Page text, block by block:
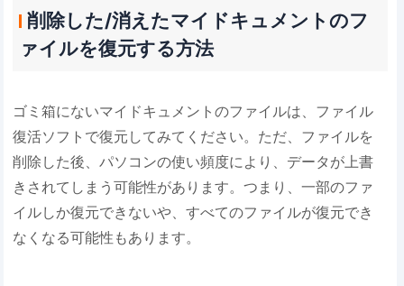
削除した/消えたマイドキュメントのフ
ァイルを復元する方法
ゴミ箱にないマイドキュメントのファイルは、ファイル
復活ソフトで復元してみてください。ただ、ファイルを
削除した後、パソコンの使い頻度により、データが上書
きされてしまう可能性があります。つまり、一部のファ
イルしか復元できないや、すべてのファイルが復元でき
なくなる可能性もあります。